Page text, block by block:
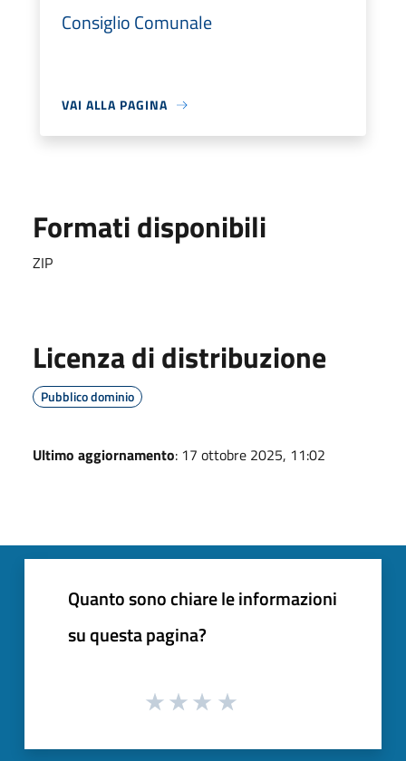
Consiglio Comunale
VAI ALLA PAGINA
Formati disponibili
ZIP
Licenza di distribuzione
Pubblico dominio
Ultimo aggiornamento: 17 ottobre 2025, 11:02
Quanto sono chiare le informazioni
su questa pagina?